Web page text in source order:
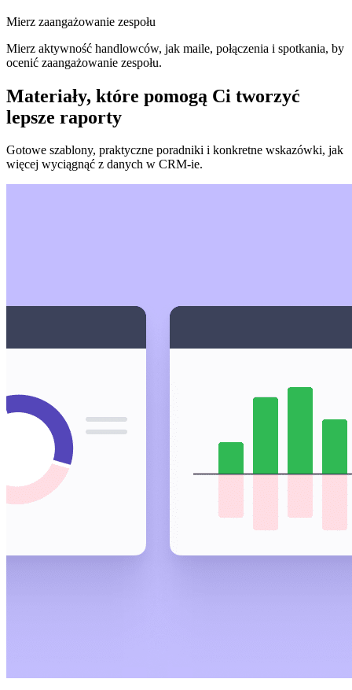
Mierz zaangażowanie zespołu
Mierz aktywność handlowców, jak maile, połączenia i spotkania, by
ocenić zaangażowanie zespołu.
Materiały, które pomogą Ci tworzyć
lepsze raporty
Gotowe szablony, praktyczne poradniki i konkretne wskazówki, jak
więcej wyciągnąć z danych w CRM-ie.